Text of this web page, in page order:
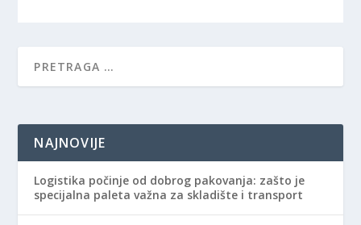
NAJNOVIJE
Logistika počinje od dobrog pakovanja: zašto je
specijalna paleta važna za skladište i transport